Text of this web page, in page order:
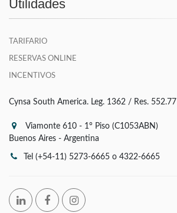
Utilidades
TARIFARIO
RESERVAS ONLINE
INCENTIVOS
Cynsa South America. Leg. 1362 / Res. 552.77
Viamonte 610 - 1° Piso (C1053ABN)
Buenos Aires - Argentina
Tel (+54-11) 5273-6665 o 4322-6665